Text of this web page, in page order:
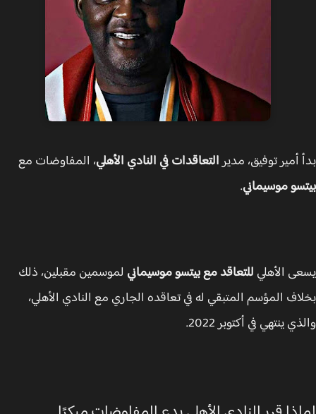
أمير توفيق، مديرالتعاقدات في النادي الأهلي، المفاوضات مع
موسيماني.
الأهليللتعاقد مع بيتسو موسيمانيلموسمين مقبلين، ذلك
المؤسم المتبقي له في تعاقده الجاري مع النادي الأهلي،
ينتهي في أكتوبر 2022.